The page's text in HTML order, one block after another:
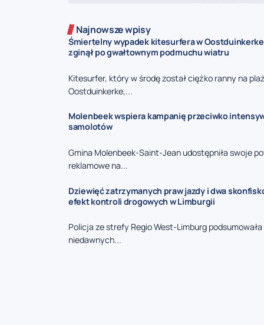
Najnowsze wpisy
Śmiertelny wypadek kitesurfera w
zginął po gwałtownym podmuchu wiatru
Kitesurfer, który w środę został ciężko ranny na
Oostduinkerke,...
Molenbeek wspiera kampanię przeciwko
samolotów
Gmina Molenbeek-Saint-Jean udostępniła swoje
reklamowe na...
Dziewięć zatrzymanych praw jazdy i dwa
efekt kontroli drogowych w Limburgii
Policja ze strefy Regio West-Limburg
niedawnych...